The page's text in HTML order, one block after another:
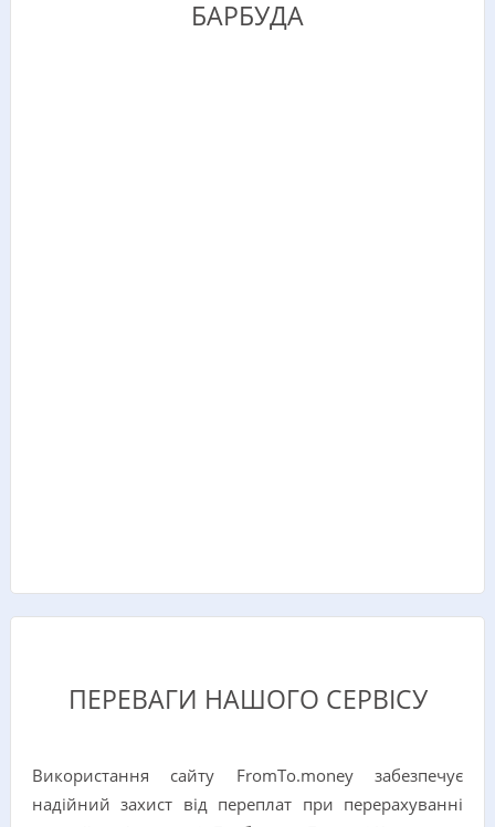
БАРБУДА
ПЕРЕВАГИ НАШОГО СЕРВІСУ
Використання сайту FromTo.money забезпечує
надійний захист від переплат при перерахуванні